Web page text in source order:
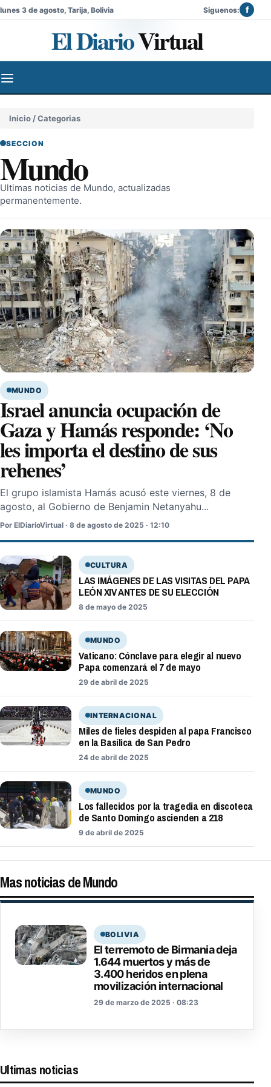
lunes 3 de agosto, Tarija, Bolivia Siguenos: f
El DiarioVirtual
Inicio / Categorias
SECCION
Mundo
Ultimas noticias de Mundo, actualizadas
permanentemente.
MUNDO
Israel anuncia ocupación de
Gaza y Hamás responde: ‘No
les importa el destino de sus
rehenes’
El grupo islamista Hamás acusó este viernes, 8 de
agosto, al Gobierno de Benjamin Netanyahu...
Por ElDiarioVirtual · 8 de agosto de 2025 · 12:10
CULTURA
LAS IMÁGENES DE LAS VISITAS DEL PAPA
LEÓN XIV ANTES DE SU ELECCIÓN
8 de mayo de 2025
MUNDO
Vaticano: Cónclave para elegir al nuevo
Papa comenzará el 7 de mayo
29 de abril de 2025
INTERNACIONAL
Miles de fieles despiden al papa Francisco
en la Basílica de San Pedro
24 de abril de 2025
MUNDO
Los fallecidos por la tragedia en discoteca
de Santo Domingo ascienden a 218
9 de abril de 2025
Mas noticias de Mundo
BOLIVIA
El terremoto de Birmania deja
1.644 muertos y más de
3.400 heridos en plena
movilización internacional
29 de marzo de 2025 · 08:23
Ultimas noticias